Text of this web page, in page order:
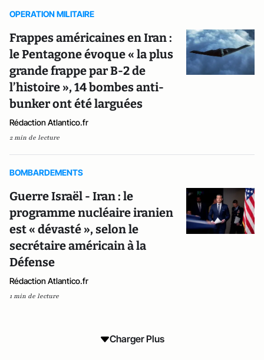
OPERATION MILITAIRE
Frappes américaines en Iran :
le Pentagone évoque « la plus
grande frappe par B-2 de
l’histoire », 14 bombes anti-
bunker ont été larguées
Rédaction Atlantico.fr
2 min de lecture
BOMBARDEMENTS
Guerre Israël - Iran : le
programme nucléaire iranien
est « dévasté », selon le
secrétaire américain à la
Défense
Rédaction Atlantico.fr
1 min de lecture
Charger Plus